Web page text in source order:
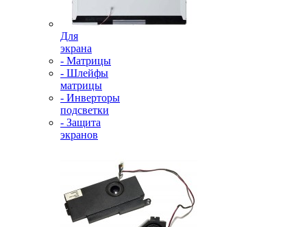
Для
экрана
- Матрицы
- Шлейфы
матрицы
- Инверторы
подсветки
- Защита
экранов